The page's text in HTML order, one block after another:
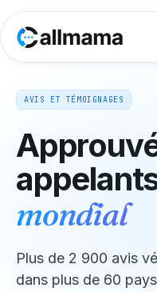
AVIS ET TÉMOIGNAGES
mondial
Plus de 2 900 avis
dans plus de 60